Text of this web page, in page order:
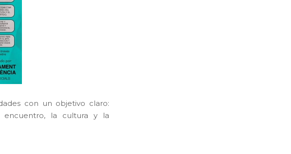
con un objetivo claro:
encuentro, la cultura y la